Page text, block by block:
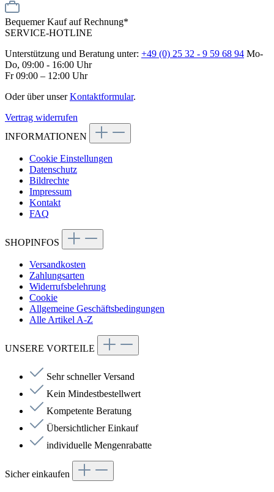
Bequemer Kauf auf Rechnung*
SERVICE-HOTLINE
Unterstützung und Beratung unter: +49 (0) 25 32 - 9 59 68 94 Mo-
Do, 09:00 - 16:00 Uhr
Fr 09:00 – 12:00 Uhr
Oder über unserKontaktformular.
Vertrag widerrufen
INFORMATIONEN
Cookie Einstellungen
Datenschutz
Bildrechte
Impressum
Kontakt
FAQ
SHOPINFOS
Versandkosten
Zahlungsarten
Widerrufsbelehrung
Cookie
Allgemeine Geschäftsbedingungen
Alle Artikel A-Z
UNSERE VORTEILE
Sehr schneller Versand
Kein Mindestbestellwert
Kompetente Beratung
Übersichtlicher Einkauf
individuelle Mengenrabatte
Sicher einkaufen